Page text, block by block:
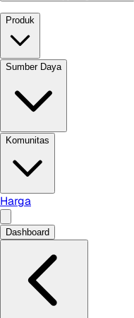
Produk
Sumber Daya
Komunitas
Harga
Dashboard